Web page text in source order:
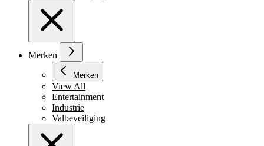
Merken
Merken
View All
Entertainment
Industrie
Valbeveiliging